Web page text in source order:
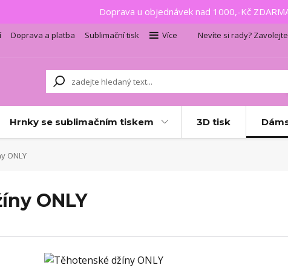
Doprava u objednávek nad 1000,-Kč
Doprava a platba Sublimační tisk
Více
Nevíte si rady?
Hrnky se sublimačním tiskem 3D tisk
ONLY
ONLY